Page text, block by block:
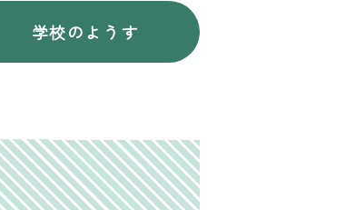
学校のようす